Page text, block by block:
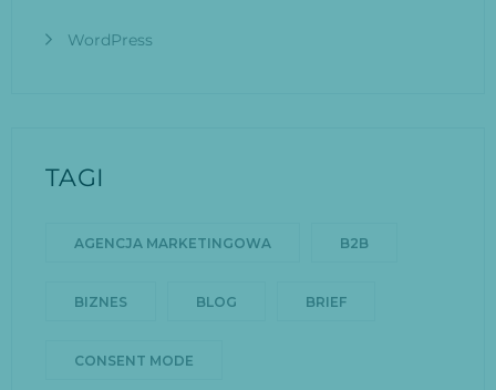
WordPress
TAGI
AGENCJA MARKETINGOWA B2B
BIZNES BLOG BRIEF
CONSENT MODE